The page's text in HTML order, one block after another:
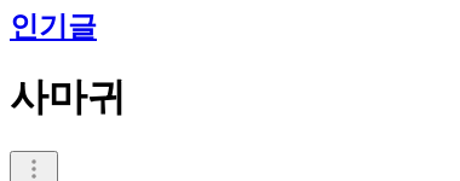
인기글
사마귀